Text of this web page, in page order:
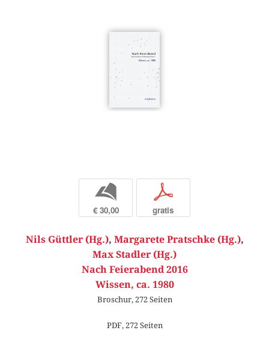
b
€ 30,00
p
gratis
Nils Güttler (Hg.), Margarete Pratschke (Hg.),
Max Stadler (Hg.)
Nach Feierabend 2016
Wissen, ca. 1980
Broschur, 272 Seiten
PDF, 272 Seiten